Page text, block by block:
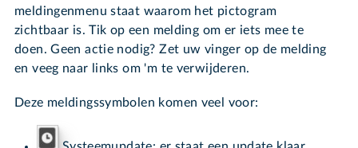
meldingenmenu staat waarom het pictogram
zichtbaar is. Tik op een melding om er iets mee te
doen. Geen actie nodig? Zet uw vinger op de melding
en veeg naar links om 'm te verwijderen.
Deze meldingssymbolen komen veel voor: